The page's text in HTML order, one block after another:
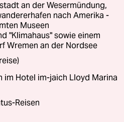
an der Wesermündung,
nach Amerika -
Museen
"Klimahaus" sowie einem
Wremen an der Nordsee
im Hotel im-jaich Lloyd Marina
Reisen